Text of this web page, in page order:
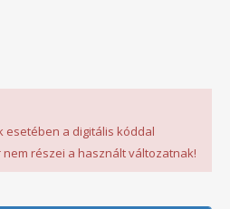
a digitális kóddal
részei a használt változatnak!